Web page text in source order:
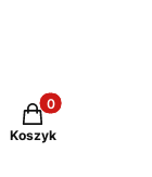
Produkty w
Koszyk